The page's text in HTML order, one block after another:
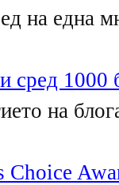
на една
сред 1000
на
Choice